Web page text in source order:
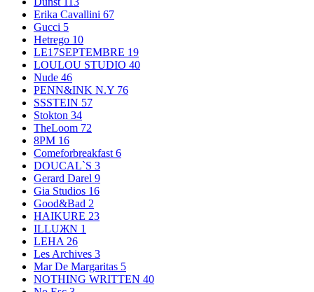
Erika Cavallini 67
Gucci 5
Hetrego 10
LE17SEPTEMBRE 19
LOULOU STUDIO 40
Nude 46
PENN&INK N.Y 76
SSSTEIN 57
Stokton 34
TheLoom 72
8PM 16
Comeforbreakfast 6
DOUCAL`S 3
Gerard Darel 9
Gia Studios 16
Good&Bad 2
HAIKURE 23
ILLUЖN 1
LEHA 26
Les Archives 3
Mar De Margaritas 5
NOTHING WRITTEN 40